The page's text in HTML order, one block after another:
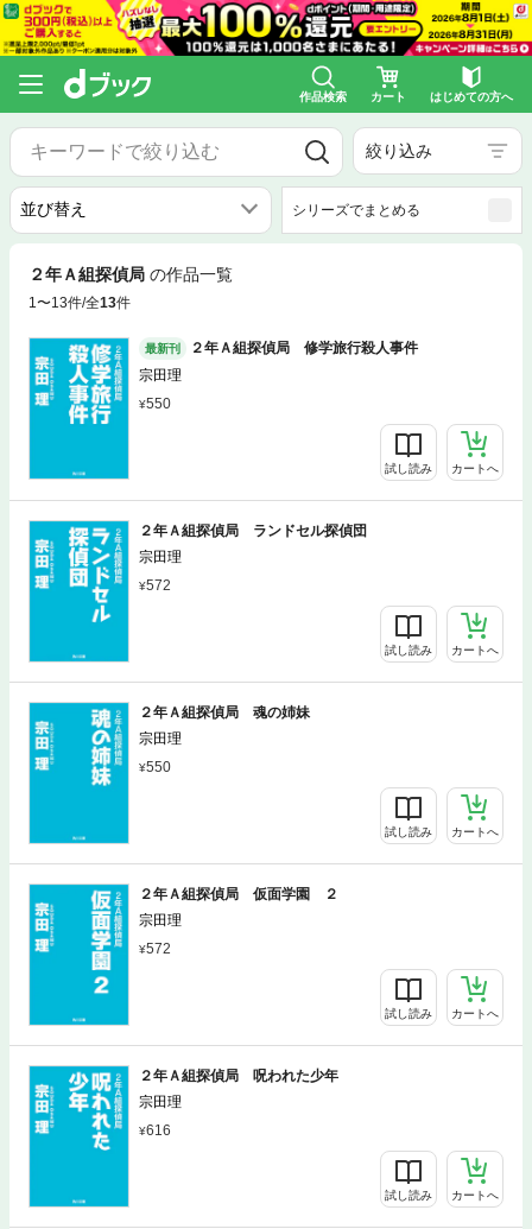
作品検索 カート はじめての方へ
絞り込み
シリーズでまとめる
２年Ａ組探偵局 の作品一覧
1〜13件/全13件
最新刊
２年Ａ組探偵局 修学旅行殺人事件
宗田理
550
試し読み カートへ
２年Ａ組探偵局 ランドセル探偵団
宗田理
572
試し読み カートへ
２年Ａ組探偵局 魂の姉妹
宗田理
550
試し読み カートへ
２年Ａ組探偵局 仮面学園 ２
宗田理
572
試し読み カートへ
２年Ａ組探偵局 呪われた少年
宗田理
616
試し読み カートへ